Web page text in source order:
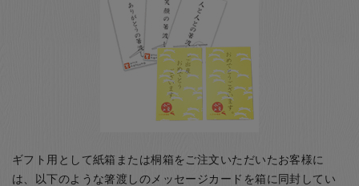
ギフト用として紙箱または桐箱をご注文いただいたお客様に
は、以下のような箸渡しのメッセージカードを箱に同封してい